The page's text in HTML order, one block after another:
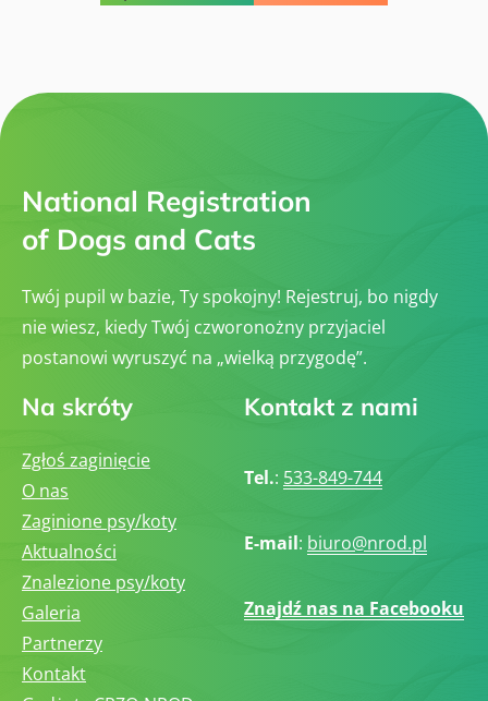
National Registration
of Dogs and Cats
Twój pupil w bazie, Ty spokojny! Rejestruj, bo nigdy
nie wiesz, kiedy Twój czworonożny przyjaciel
postanowi wyruszyć na „wielką przygodę”.
Na skróty
Zgłoś zaginięcie
O nas
Zaginione psy/koty
Aktualności
Znalezione psy/koty
Galeria
Partnerzy
Kontakt
Kontakt z nami
Tel.: 533-849-744
E-mail: biuro@nrod.pl
Znajdź nas na Facebooku